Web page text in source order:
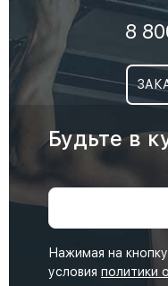
8
Будьте в
Нажимая на
условия политики